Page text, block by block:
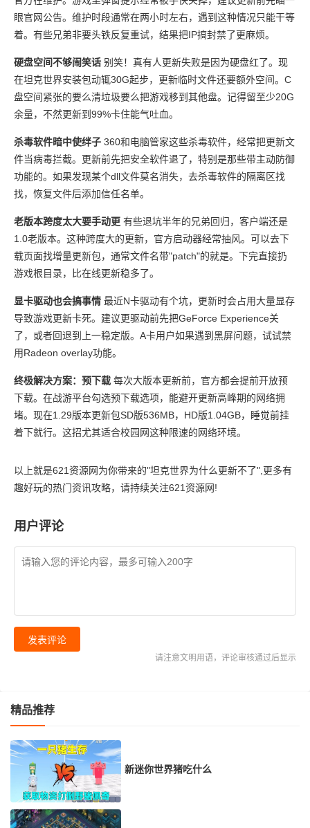
眼官网公告。维护时段通常在两小时左右，遇到这种情况只能干等
着。有些兄弟非要头铁反复重试，结果把IP搞封禁了更麻烦。
硬盘空间不够闹笑话 别笑！真有人更新失败是因为硬盘红了。现
在坦克世界安装包动辄30G起步，更新临时文件还要额外空间。C
盘空间紧张的要么清垃圾要么把游戏移到其他盘。记得留至少20G
余量，不然更新到99%卡住能气吐血。
杀毒软件暗中使绊子 360和电脑管家这些杀毒软件，经常把更新文
件当病毒拦截。更新前先把安全软件退了，特别是那些带主动防御
功能的。如果发现某个dll文件莫名消失，去杀毒软件的隔离区找
找，恢复文件后添加信任名单。
老版本跨度太大要手动更 有些退坑半年的兄弟回归，客户端还是
1.0老版本。这种跨度大的更新，官方启动器经常抽风。可以去下
载页面找增量更新包，通常文件名带"patch"的就是。下完直接扔
游戏根目录，比在线更新稳多了。
显卡驱动也会搞事情 最近N卡驱动有个坑，更新时会占用大量显存
导致游戏更新卡死。建议更驱动前先把GeForce Experience关
了，或者回退到上一稳定版。A卡用户如果遇到黑屏问题，试试禁
用Radeon overlay功能。
终极解决方案：预下载 每次大版本更新前，官方都会提前开放预
下载。在战游平台勾选预下载选项，能避开更新高峰期的网络拥
堵。现在1.29版本更新包SD版536MB，HD版1.04GB，睡觉前挂
着下就行。这招尤其适合校园网这种限速的网络环境。
以上就是621资源网为你带来的"坦克世界为什么更新不了",更多有
趣好玩的热门资讯攻略，请持续关注621资源网!
用户评论
发表评论
请注意文明用语，评论审核通过后显示
精品推荐
新迷你世界猪吃什么